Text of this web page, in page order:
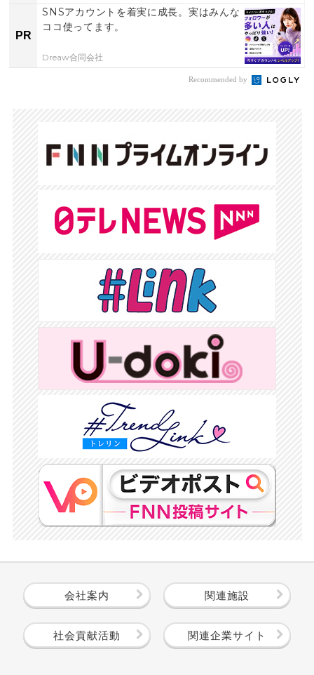
PR
SNSアカウントを着実に成長。実はみんな
ココ使ってます。
Dreaw合同会社
Recommended by
会社案内 関連施設
社会貢献活動 関連企業サイト